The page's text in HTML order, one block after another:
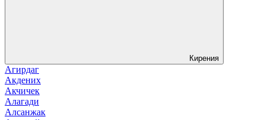
Кирения
Агирдаг
Акдених
Акчичек
Алагади
Алсанжак